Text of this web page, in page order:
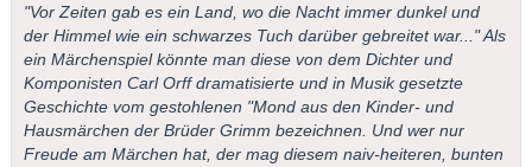
"Vor Zeiten gab es ein Land, wo die Nacht immer dunkel und
der Himmel wie ein schwarzes Tuch darüber gebreitet war..." Als
ein Märchenspiel könnte man diese von dem Dichter und
Komponisten Carl Orff dramatisierte und in Musik gesetzte
Geschichte vom gestohlenen "Mond aus den Kinder- und
Hausmärchen der Brüder Grimm bezeichnen. Und wer nur
Freude am Märchen hat, der mag diesem naiv-heiteren, bunten